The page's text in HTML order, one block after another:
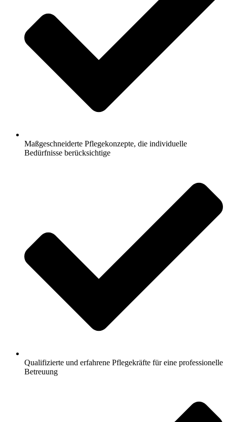
Maßgeschneiderte Pflegekonzepte, die individuelle
Bedürfnisse berücksichtige
Qualifizierte und erfahrene Pflegekräfte für eine professionelle
Betreuung